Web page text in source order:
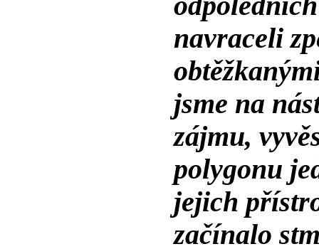
navraceli
jsme na
zájmu,
polygonu
jejich
začínalo